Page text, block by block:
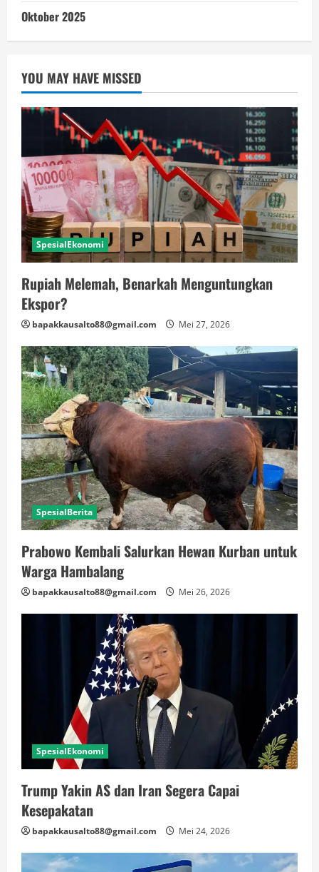
Oktober 2025
YOU MAY HAVE MISSED
SpesialEkonomi
Rupiah Melemah, Benarkah Menguntungkan
Ekspor?
bapakkausalto88@gmail.com Mei 27, 2026
SpesialBerita
Prabowo Kembali Salurkan Hewan Kurban untuk
Warga Hambalang
bapakkausalto88@gmail.com Mei 26, 2026
SpesialEkonomi
Trump Yakin AS dan Iran Segera Capai
Kesepakatan
bapakkausalto88@gmail.com Mei 24, 2026